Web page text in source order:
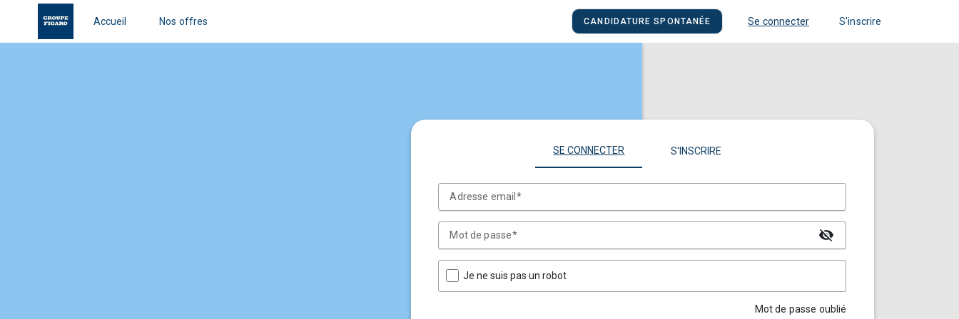
Accueil Nos offres CANDIDATURE SPONTANÉE Se connecter S'inscrire
SE CONNECTER S'INSCRIRE
Adresse email
Mot de passe visibility_off
Je ne suis pas un robot
Mot de passe oublié